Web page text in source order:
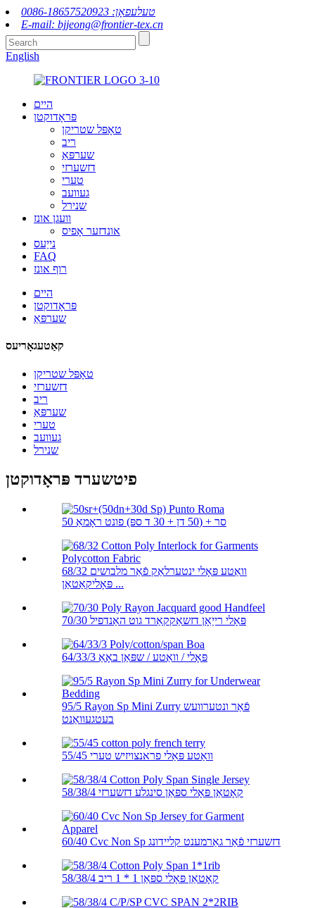
טעלעפאָן: 0086-18657520923
E-mail: bjjeong@frontier-tex.cn
English
היים
פּראָדוקטן
טאָפּל שטריקן
ריב
שערפּאַ
דזשערזי
טערי
געוועב
שנירל
וועגן אונז
אונדזער אָפיס
נייַעס
FAQ
רוף אונז
היים
פּראָדוקטן
שערפּאַ
קאַטעגאָריעס
טאָפּל שטריקן
דזשערזי
ריב
שערפּאַ
טערי
געוועב
שנירל
פיטשערד פּראָדוקטן
50 סר + (50 דן + 30 ד ספּ) פונט ראָמאַ
68/32 וואַטע פּאָלי ינטערלאַק פֿאַר מלבושים
פּאָליקאַטאַן ...
70/30 פּאָלי רייַאָן דזשאַקקאַרד גוט האַנדפיל
64/33/3 פּאָלי / וואַטע / שפּאַן באָאַ
95/5 Rayon Sp Mini Zurry פֿאַר ונטערוועש
בעטגעוואַנט
55/45 וואַטע פּאַלי פראנצויזיש טערי
58/38/4 קאָטאַן פּאָלי ספּאַן סינגלע דזשערזי
60/40 Cvc Non Sp דזשערזי פֿאַר גאַרמענט קליידונג
58/38/4 קאָטאַן פּאָלי ספּאַן 1 * 1 ריב